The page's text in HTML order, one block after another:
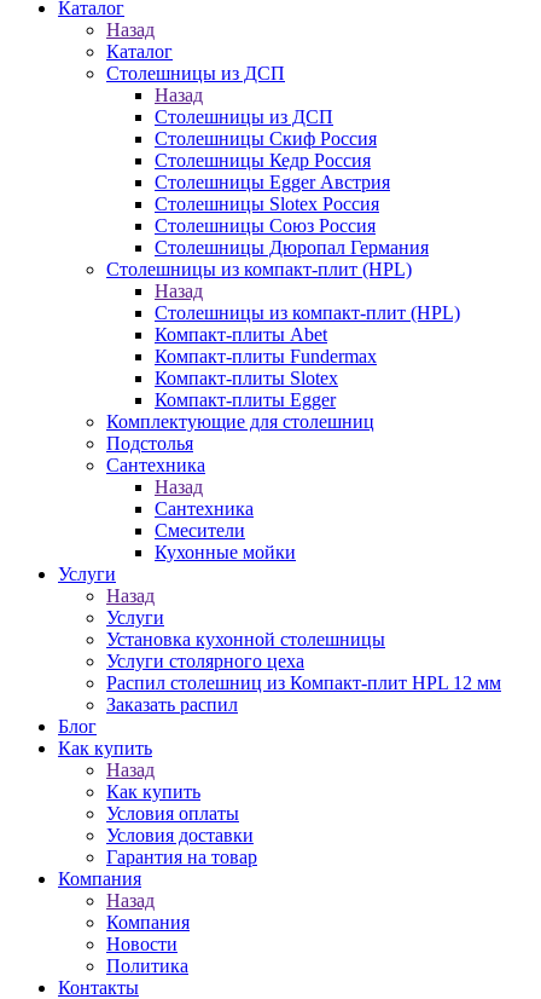
Каталог
Назад
Каталог
Столешницы из ДСП
Назад
Столешницы из ДСП
Столешницы Скиф Россия
Столешницы Кедр Россия
Столешницы Egger Австрия
Столешницы Slotex Россия
Столешницы Союз Россия
Столешницы Дюропал Германия
Столешницы из компакт-плит (HPL)
Назад
Столешницы из компакт-плит (HPL)
Компакт-плиты Abet
Компакт-плиты Fundermax
Компакт-плиты Slotex
Компакт-плиты Egger
Комплектующие для столешниц
Подстолья
Сантехника
Назад
Сантехника
Смесители
Кухонные мойки
Услуги
Назад
Услуги
Установка кухонной столешницы
Услуги столярного цеха
Распил столешниц из Компакт-плит HPL 12 мм
Заказать распил
Блог
Как купить
Назад
Как купить
Условия оплаты
Условия доставки
Гарантия на товар
Компания
Назад
Компания
Новости
Политика
Контакты